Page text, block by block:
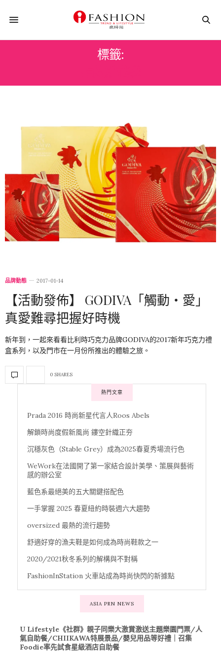
標籤:
品牌動態 2017-01-14
【活動發佈】 GODIVA「觸動・愛」
真愛難尋把握好時機
新年到，一起來看看比利時巧克力品牌GODIVA的2017新年巧克力禮
盒系列，以及門市在一月份所推出的體驗之旅。
0 SHARES
熱門文章
Prada 2016 時尚新星代言人Roos Abels
解鎖時尚度假新風尚 鏤空針織正夯
沉穩灰色（Stable Grey）成為2025春夏秀場流行色
WeWork在法國開了第一家結合設計美學、策展與藝術
感的辦公室
藍色系最絕美的五大關鍵搭配色
一手掌握 2025 春夏紐約時裝週六大趨勢
oversized 最熱的流行趨勢
舒適好穿的漁夫鞋是如何成為時尚鞋款之一
2020/2021秋冬系列的解構與不對稱
FashionInStation 火車站成為時尚快閃的新據點
ASIA PRN NEWS
U Lifestyle《社群》親子同樂大激賞激送主題樂園門票/人
氣自助餐/CHIIKAWA特展景品/嬰兒用品等好禮｜召集
Foodie率先試食星級酒店自助餐